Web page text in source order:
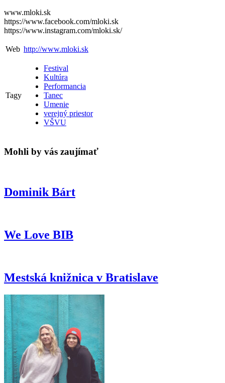
www.mloki.sk
https://www.facebook.com/mloki.sk
https://www.instagram.com/mloki.sk/
Web http://www.mloki.sk
Tagy
Festival
Kultúra
Performancia
Tanec
Umenie
verejný priestor
VŠVU
Mohli by vás zaujímať
Dominik Bárt
We Love BIB
Mestská knižnica v Bratislave